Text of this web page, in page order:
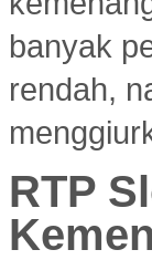
banyak
rendah,
RTP